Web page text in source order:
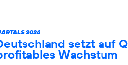
2026
setzt auf
Wachstum